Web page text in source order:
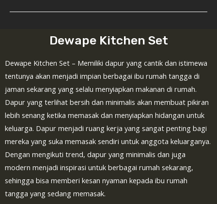
Dewape Kitchen Set
Dewape Kitchen Set – Memiliki dapur yang cantik dan istimewa
tentunya akan menjadi impian berbagai ibu rumah tangga di
jaman sekarang yang selalu menyiapkan makanan di rumah.
Dapur yang terlihat bersih dan minimalis akan membuat pikiran
lebih senang ketika memasak dan menyiapkan hidangan untuk
keluarga. Dapur menjadi ruang kerja yang sangat penting bagi
mereka yang suka memasak sendiri untuk anggota keluarganya.
Dengan mengikuti trend, dapur yang minimalis dan juga
modern menjadi inspirasi untuk berbagai rumah sekarang,
sehingga bisa memberi kesan nyaman kepada ibu rumah
tangga yang sedang memasak.